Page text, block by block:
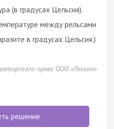
(в градусах Цельсия).
между рельсами
в градусах Цельсия.)
права ООО «Легион»
решение